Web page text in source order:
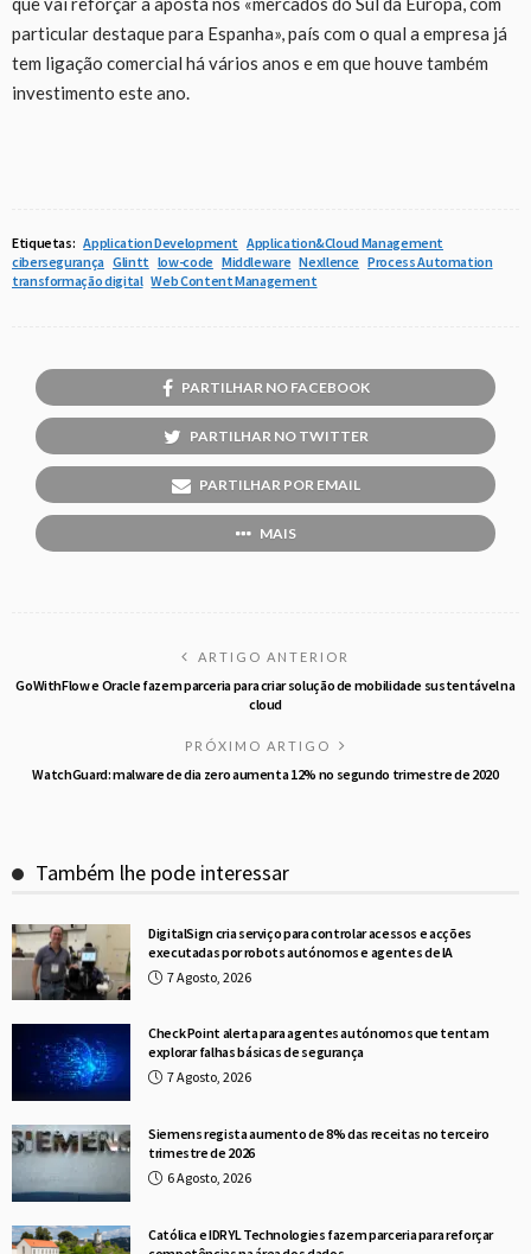
particular destaque para Espanha», país com o qual a empresa já
tem ligação comercial há vários anos e em que houve também
investimento este ano.
Etiquetas: Application Development Application&Cloud Management
cibersegurança Glintt low-code Middleware Nexllence Process Automation
transformação digital Web Content Management
PARTILHAR NO FACEBOOK
PARTILHAR NO TWITTER
PARTILHAR POR EMAIL
MAIS
ARTIGO ANTERIOR
GoWithFlow e Oracle fazem parceria para criar solução de mobilidade sustentável na
cloud
PRÓXIMO ARTIGO
WatchGuard: malware de dia zero aumenta 12% no segundo trimestre de 2020
Também lhe pode interessar
DigitalSign cria serviço para controlar acessos e acções
executadas por robots autónomos e agentes de IA
7 Agosto, 2026
Check Point alerta para agentes autónomos que tentam
explorar falhas básicas de segurança
7 Agosto, 2026
Siemens regista aumento de 8% das receitas no terceiro
trimestre de 2026
6 Agosto, 2026
Católica e IDRYL Technologies fazem parceria para reforçar